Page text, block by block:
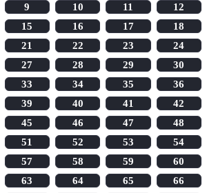
9 10 11
12
15 16 17
18
21 22 23
24
27 28 29
30
33 34 35
36
39 40 41
42
45 46 47
48
51 52 53
54
57 58 59
60
63 64 65
66